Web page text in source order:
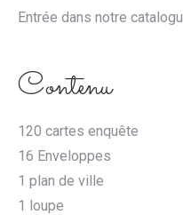
Entrée dans notre
Contenu
120 cartes enquête
16 Enveloppes
1 plan de ville
1 loupe